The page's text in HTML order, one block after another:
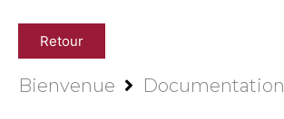
Retour
Bienvenue Documentation